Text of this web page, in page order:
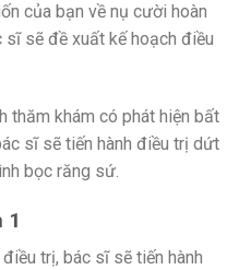
của bạn về nụ cười hoàn
sĩ sẽ đề xuất kế hoạch điều
thăm khám có phát hiện bất
sĩ sẽ tiến hành điều trị dứt
bọc răng sứ.
1
trị, bác sĩ sẽ tiến hành